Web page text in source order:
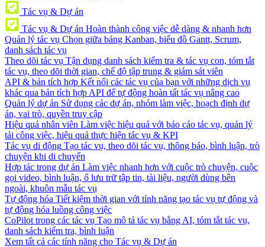
Tác vụ & Dự án
Tác vụ & Dự án Hoàn thành công việc dễ dàng & nhanh hơn
Quản lý tác vụ Chọn giữa bảng Kanban, biểu đồ Gantt, Scrum,
danh sách tác vụ
Theo dõi tác vụ Tận dụng danh sách kiểm tra & tác vụ con, tóm tắt
tác vụ, theo dõi thời gian, chế độ tập trung & giám sát viên
API & bản tích hợp Kết nối các tác vụ của bạn với những dịch vụ
khác qua bản tích hợp API để tự động hoàn tất tác vụ nâng cao
Quản lý dự án Sử dụng các dự án, nhóm làm việc, hoạch định dự
án, vai trò, quyền truy cập
Hiệu quả nhân viên Làm việc hiệu quả với báo cáo tác vụ, quản lý
tải công việc, hiệu quả thực hiện tác vụ & KPI
Tác vụ di động Tạo tác vụ, theo dõi tác vụ, thông báo, bình luận, trò
chuyện khi di chuyển
Hợp tác trong dự án Làm việc nhanh hơn với cuộc trò chuyện, cuộc
gọi video, bình luận, ổ lưu trữ tập tin, tài liệu, người dùng bên
ngoài, khuôn mẫu tác vụ
Tự động hóa Tiết kiệm thời gian với tính năng tạo tác vụ tự động và
tự động hóa luồng công việc
CoPilot trong các tác vụ Tạo mô tả tác vụ bằng AI, tóm tắt tác vụ,
danh sách kiểm tra, bình luận
Xem tất cả các tính năng cho Tác vụ & Dự án